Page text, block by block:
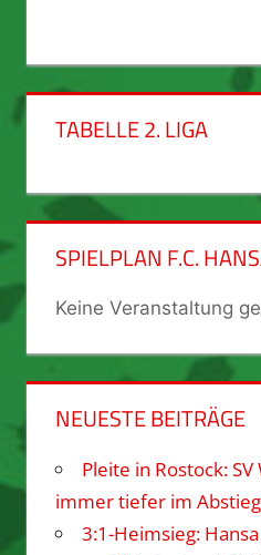
TABELLE 2. LIGA
SPIELPLAN F.C.
Keine Veranstaltung
NEUESTE BEITRÄGE
Pleite in Rostock:
immer tiefer im
3:1-Heimsieg: